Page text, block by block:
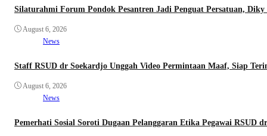
Silaturahmi Forum Pondok Pesantren Jadi Penguat Persatuan,
August 6, 2026
News
Staff RSUD dr Soekardjo Unggah Video Permintaan Maaf, Siap
August 6, 2026
News
Pemerhati Sosial Soroti Dugaan Pelanggaran Etika Pegawai RSUD